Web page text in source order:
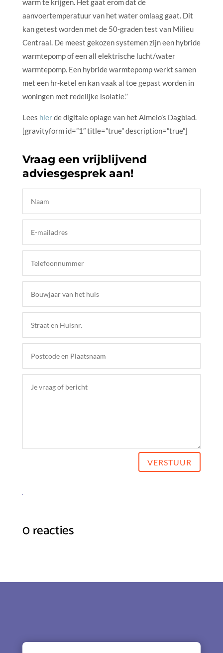
warm te krijgen. Het gaat erom dat de
aanvoertemperatuur van het water omlaag gaat. Dit
kan getest worden met de 50-graden test van Milieu
Centraal. De meest gekozen systemen zijn een hybride
warmtepomp of een all elektrische lucht/water
warmtepomp. Een hybride warmtepomp werkt samen
met een hr-ketel en kan vaak al toe gepast worden in
woningen met redelijke isolatie.’’
Lees hierde digitale oplage van het Almelo’s Dagblad.
[gravityform id=”1″ title=”true” description=”true”]
Vraag een vrijblijvend
adviesgesprek aan!
VERSTUUR
0 reacties